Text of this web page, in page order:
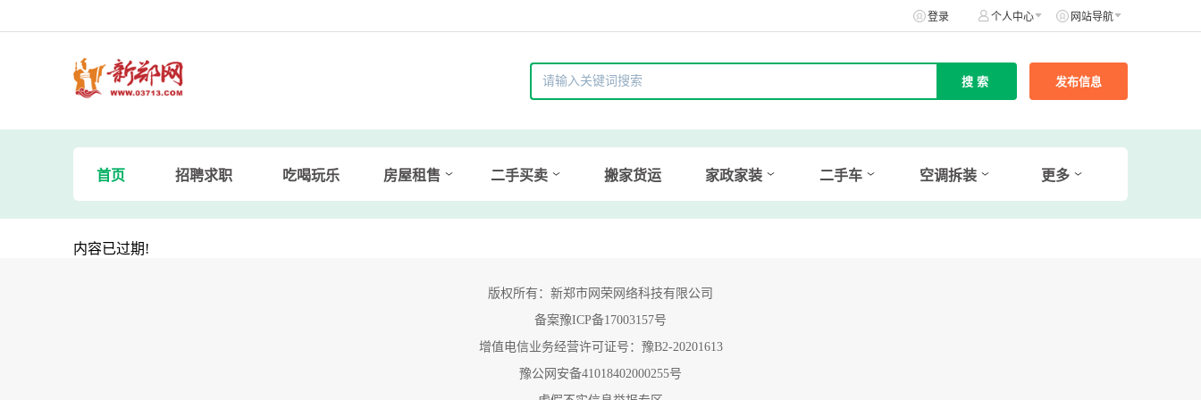
登录 个人中心 网站导航
发布信息
首页 招聘求职 吃喝玩乐 房屋租售 二手买卖 搬家货运 家政家装 二手车 空调拆装 更多
内容已过期!
版权所有：新郑市网荣网络科技有限公司
备案豫ICP备17003157号
增值电信业务经营许可证号：豫B2-20201613
豫公网安备41018402000255号